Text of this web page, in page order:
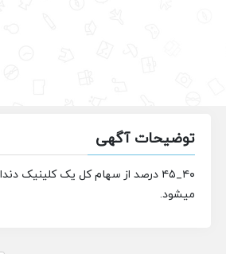
توضیحات آگهی
۴۰_۴۵ درصد از سهام کل یک کلینیک
میشود.